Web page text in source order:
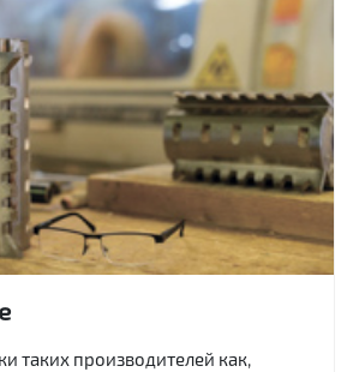
таких производителей как,